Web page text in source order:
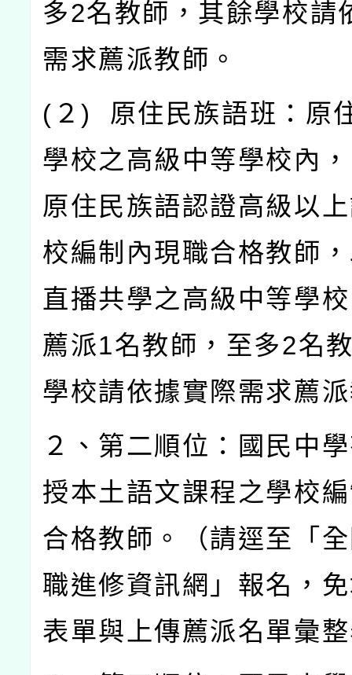
多2名教師，其餘學校請
需求薦派教師。
( ２) 原住民族語班：原
學校之高級中等學校內
原住民族語認證高級以
校編制內現職合格教師
直播共學之高級中等學
薦派1名教師，至多2名
學校請依據實際需求薦
２、第二順位：國民中
授本土語文課程之學校
合格教師。（請逕至「
職進修資訊網」報名，
表單與上傳薦派名單彙